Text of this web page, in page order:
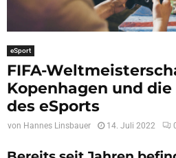
eSport
FIFA-
Kopenhagen und
des eSports
von Hannes Linsbauer 14. Juli 2022